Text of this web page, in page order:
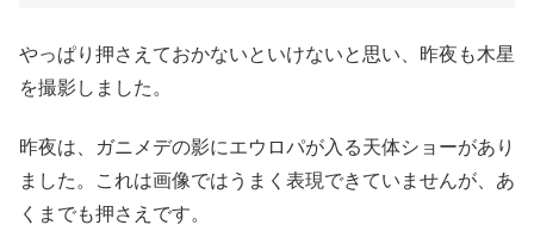
やっぱり押さえておかないといけないと思い、昨夜も木星
を撮影しました。
昨夜は、ガニメデの影にエウロパが入る天体ショーがあり
ました。これは画像ではうまく表現できていませんが、あ
くまでも押さえです。